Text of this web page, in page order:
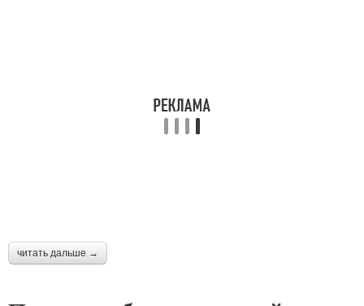
читать дальше →